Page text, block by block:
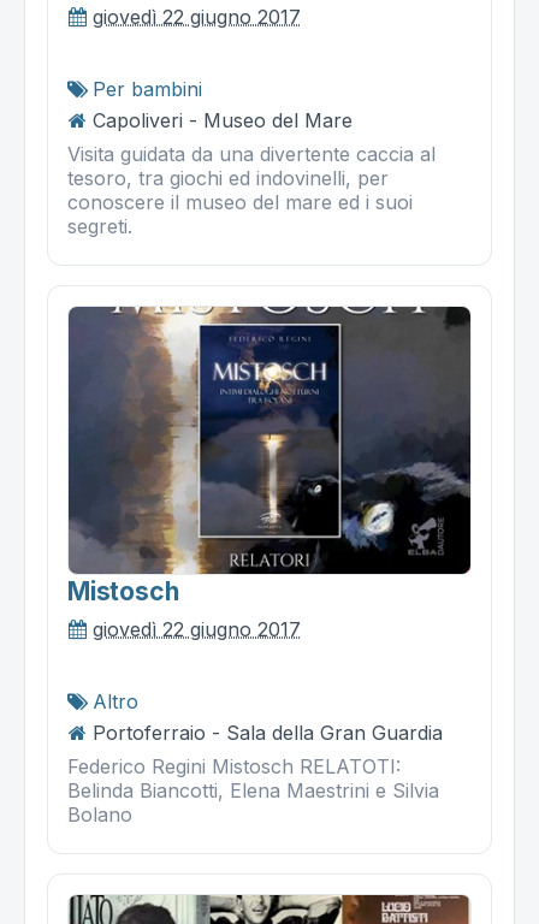
giovedì 22 giugno 2017
Per bambini
Capoliveri - Museo del Mare
Visita guidata da una divertente caccia al
tesoro, tra giochi ed indovinelli, per
conoscere il museo del mare ed i suoi
segreti.
Mistosch
giovedì 22 giugno 2017
Altro
Portoferraio - Sala della Gran Guardia
Federico Regini Mistosch RELATOTI:
Belinda Biancotti, Elena Maestrini e Silvia
Bolano